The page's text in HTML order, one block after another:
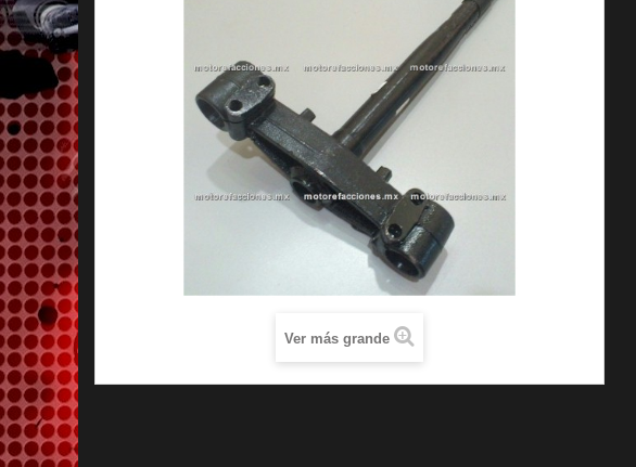
Ver más grande